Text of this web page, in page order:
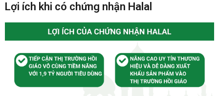
Lợi ích khi có chứng nhận Halal